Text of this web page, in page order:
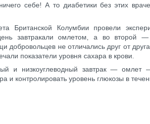
себе! А то диабетики без этих
Британской Колумбии провели
завтракали омлетом, а во второй —
добровольцев не отличались друг от
показатели уровня сахара в крови.
и низкоуглеводный завтрак — омлет
и контролировать уровень глюкозы в